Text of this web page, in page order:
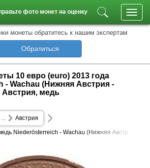
фото монет на оценку
монеты обратитесь к нашим экспертам
Обратиться
10 евро (euro) 2013 года
- Wachau (Нижняя Австрия -
медь
Австрия
...
Niederösterreich - Wachau (Нижняя Австр